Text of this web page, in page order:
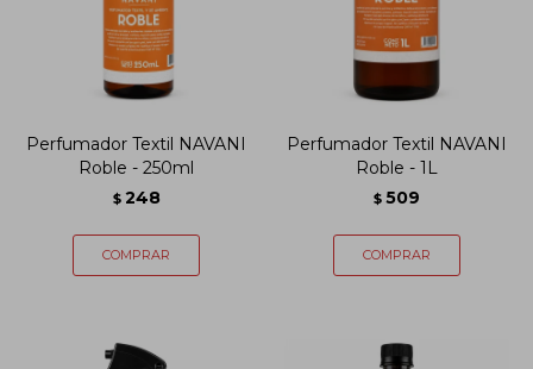
Perfumador Textil NAVANI
Roble - 250ml
$ 248
Perfumador Textil NAVANI
Roble - 1L
$ 509